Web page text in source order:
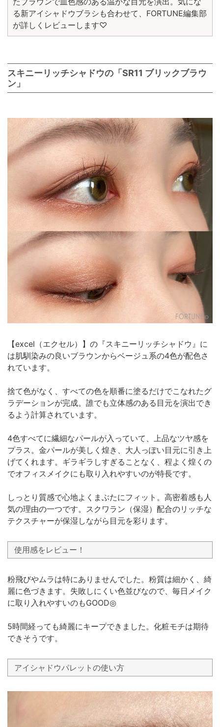
る新アイシャドウブラシも合わせて、FORTUNE編集部
が詳しくレビューします♡
スキニーリッチシャドウの「SR11 ブリックブラウ
ン」
【excel（エクセル）】の『スキニーリッチシャドウ』に
は肌馴染みの良いブラウンからベージュ系の4色が配色さ
れています。
捨て色がなく、すべての色を順番に塗るだけでこなれたグ
ラデーションが完成。誰でも立体感のある目元を演出でき
るよう計算されています。
4色すべてに繊細なパールが入っていて、上品なツヤ感を
プラス。金パールが美しく煌き、大人っぽい目元に引き上
げてくれます。ギラギラしすぎることなく、程よく煌くの
でオフィスメイクにも取り入れやすいのが特長です。
しっとり質感で心地よくまぶたにフィット。高密着感も人
気の理由の一つです。スクワラン（保湿）配合のリッチな
テクスチャーが保湿しながら目元を彩ります。
使用感をレビュー！
粉飛びやムラは特にありませんでした。粉質は細かく、綺
麗に色づきます。失敗しにくい色並びなので、毎日メイク
に取り入れやすいのもGOOD◎
5時間経っても綺麗にキープできました。化粧モチは期待
できそうです。
アイシャドウパレットの使い方